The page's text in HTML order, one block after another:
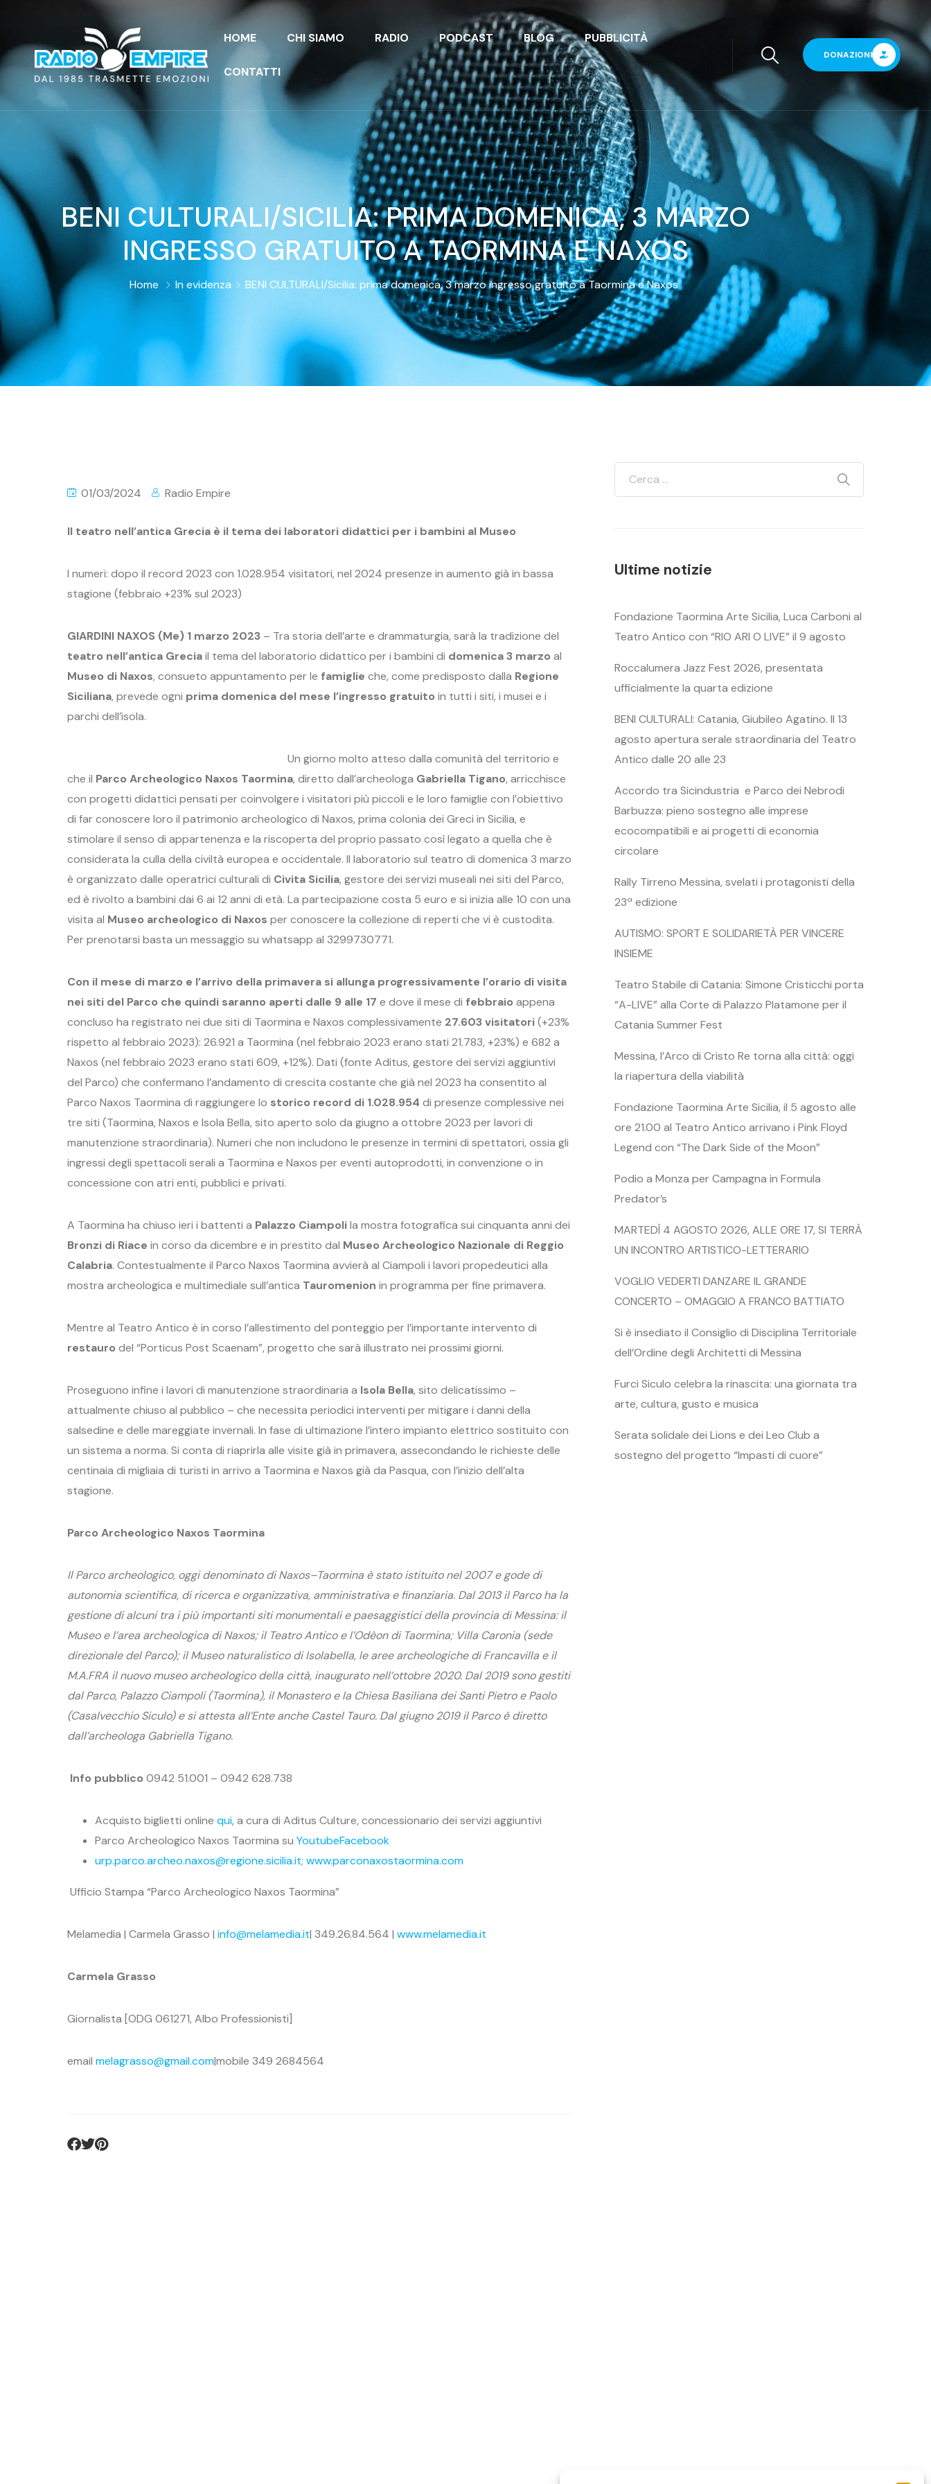
HOME CHI SIAMO RADIO PODCAST BLOG PUBBLICITÀ
CONTATTI
DONAZIONI
BENI CULTURALI/SICILIA: PRIMA DOMENICA, 3 MARZO
INGRESSO GRATUITO A TAORMINA E NAXOS
Home In evidenza BENI CULTURALI/Sicilia: prima domenica, 3 marzo ingresso gratuito a Taormina e Naxos
01/03/2024 Radio Empire
Il teatro nell’antica Grecia è il tema dei laboratori didattici per i bambini al Museo
I numeri: dopo il record 2023 con 1.028.954 visitatori, nel 2024 presenze in aumento già in bassa
stagione (febbraio +23% sul 2023)
GIARDINI NAXOS (Me) 1 marzo 2023 – Tra storia dell’arte e drammaturgia, sarà la tradizione del
teatro nell’antica Greciail tema del laboratorio didattico per i bambini di domenica 3 marzo al
Museo di Naxos, consueto appuntamento per le famiglie che, come predisposto dalla Regione
Siciliana, prevede ogni prima domenica del mese l’ingresso gratuito in tutti i siti, i musei e i
parchi dell’isola.
Un giorno molto atteso dalla comunità del territorio e
che il Parco Archeologico Naxos Taormina, diretto dall’archeologa Gabriella Tigano, arricchisce
con progetti didattici pensati per coinvolgere i visitatori più piccoli e le loro famiglie con l’obiettivo
di far conoscere loro il patrimonio archeologico di Naxos, prima colonia dei Greci in Sicilia, e
stimolare il senso di appartenenza e la riscoperta del proprio passato così legato a quella che è
considerata la culla della civiltà europea e occidentale. Il laboratorio sul teatro di domenica 3 marzo
è organizzato dalle operatrici culturali di Civita Sicilia, gestore dei servizi museali nei siti del Parco,
ed è rivolto a bambini dai 6 ai 12 anni di età. La partecipazione costa 5 euro e si inizia alle 10 con una
visita al Museo archeologico di Naxos per conoscere la collezione di reperti che vi è custodita.
Per prenotarsi basta un messaggio su whatsapp al 3299730771.
Con il mese di marzo e l’arrivo della primavera si allunga progressivamente l’orario di visita
nei siti del Parco che quindi saranno aperti dalle 9 alle 17 e dove il mese di febbraio appena
concluso ha registrato nei due siti di Taormina e Naxos complessivamente 27.603 visitatori(+23%
rispetto al febbraio 2023): 26.921 a Taormina (nel febbraio 2023 erano stati 21.783, +23%) e 682 a
Naxos (nel febbraio 2023 erano stati 609, +12%). Dati (fonte Aditus, gestore dei servizi aggiuntivi
del Parco) che confermano l’andamento di crescita costante che già nel 2023 ha consentito al
Parco Naxos Taormina di raggiungere lo storico record di 1.028.954 di presenze complessive nei
tre siti (Taormina, Naxos e Isola Bella, sito aperto solo da giugno a ottobre 2023 per lavori di
manutenzione straordinaria). Numeri che non includono le presenze in termini di spettatori, ossia gli
ingressi degli spettacoli serali a Taormina e Naxos per eventi autoprodotti, in convenzione o in
concessione con atri enti, pubblici e privati.
A Taormina ha chiuso ieri i battenti a Palazzo Ciampolila mostra fotografica sui cinquanta anni dei
Bronzi di Riace in corso da dicembre e in prestito dal Museo Archeologico Nazionale di Reggio
Calabria. Contestualmente il Parco Naxos Taormina avvierà al Ciampoli i lavori propedeutici alla
mostra archeologica e multimediale sull’antica Tauromenion in programma per fine primavera.
Mentre al Teatro Antico è in corso l’allestimento del ponteggio per l’importante intervento di
restauro del “Porticus Post Scaenam”, progetto che sarà illustrato nei prossimi giorni.
Proseguono infine i lavori di manutenzione straordinaria a Isola Bella, sito delicatissimo –
attualmente chiuso al pubblico – che necessita periodici interventi per mitigare i danni della
salsedine e delle mareggiate invernali. In fase di ultimazione l’intero impianto elettrico sostituito con
un sistema a norma. Si conta di riaprirla alle visite già in primavera, assecondando le richieste delle
centinaia di migliaia di turisti in arrivo a Taormina e Naxos già da Pasqua, con l’inizio dell’alta
stagione.
Parco Archeologico Naxos Taormina
Il Parco archeologico, oggi denominato di Naxos–Taormina è stato istituito nel 2007 e gode di
autonomia scientifica, di ricerca e organizzativa, amministrativa e finanziaria. Dal 2013 il Parco ha la
gestione di alcuni tra i più importanti siti monumentali e paesaggistici della provincia di Messina: il
Museo e l’area archeologica di Naxos; il Teatro Antico e l’Odèon di Taormina; Villa Caronia (sede
direzionale del Parco); il Museo naturalistico di Isolabella, le aree archeologiche di Francavilla e il
M.A.FRA il nuovo museo archeologico della città, inaugurato nell’ottobre 2020. Dal 2019 sono gestiti
dal Parco, Palazzo Ciampoli (Taormina), il Monastero e la Chiesa Basiliana dei Santi Pietro e Paolo
(Casalvecchio Siculo) e si attesta all’Ente anche Castel Tauro. Dal giugno 2019 il Parco è diretto
dall’archeologa Gabriella Tigano.
Info pubblico 0942 51.001 – 0942 628.738
Acquisto biglietti online qui, a cura di Aditus Culture, concessionario dei servizi aggiuntivi
Parco Archeologico Naxos Taormina su YoutubeFacebook
urp.parco.archeo.naxos@regione.sicilia.it; www.parconaxostaormina.com
Ufficio Stampa “Parco Archeologico Naxos Taormina”
Melamedia | Carmela Grasso | info@melamedia.it| 349.26.84.564 | www.melamedia.it
Carmela Grasso
Giornalista [ODG 061271, Albo Professionisti]
email melagrasso@gmail.com|mobile 349 2684564
Ultime notizie
Fondazione Taormina Arte Sicilia, Luca Carboni al
Teatro Antico con “RIO ARI O LIVE” il 9 agosto
Roccalumera Jazz Fest 2026, presentata
ufficialmente la quarta edizione
BENI CULTURALI: Catania, Giubileo Agatino. Il 13
agosto apertura serale straordinaria del Teatro
Antico dalle 20 alle 23
Accordo tra Sicindustria e Parco dei Nebrodi
Barbuzza: pieno sostegno alle imprese
ecocompatibili e ai progetti di economia
circolare
Rally Tirreno Messina, svelati i protagonisti della
23ª edizione
AUTISMO: SPORT E SOLIDARIETÀ PER VINCERE
INSIEME
Teatro Stabile di Catania: Simone Cristicchi porta
“A-LIVE” alla Corte di Palazzo Platamone per il
Catania Summer Fest
Messina, l’Arco di Cristo Re torna alla città: oggi
la riapertura della viabilità
Fondazione Taormina Arte Sicilia, il 5 agosto alle
ore 21.00 al Teatro Antico arrivano i Pink Floyd
Legend con “The Dark Side of the Moon”
Podio a Monza per Campagna in Formula
Predator’s
MARTEDÌ 4 AGOSTO 2026, ALLE ORE 17, SI TERRÀ
UN INCONTRO ARTISTICO-LETTERARIO
VOGLIO VEDERTI DANZARE IL GRANDE
CONCERTO – OMAGGIO A FRANCO BATTIATO
Si è insediato il Consiglio di Disciplina Territoriale
dell’Ordine degli Architetti di Messina
Furci Siculo celebra la rinascita: una giornata tra
arte, cultura, gusto e musica
Serata solidale dei Lions e dei Leo Club a
sostegno del progetto “Impasti di cuore”